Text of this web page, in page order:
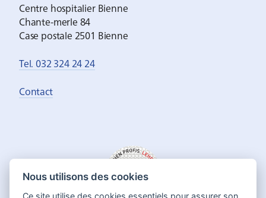
Centre hospitalier Bienne
Chante-merle 84
Case postale 2501 Bienne
Tel. 032 324 24 24
Contact
Nous utilisons des cookies
Ce site utilise des cookies essentiels pour assurer son